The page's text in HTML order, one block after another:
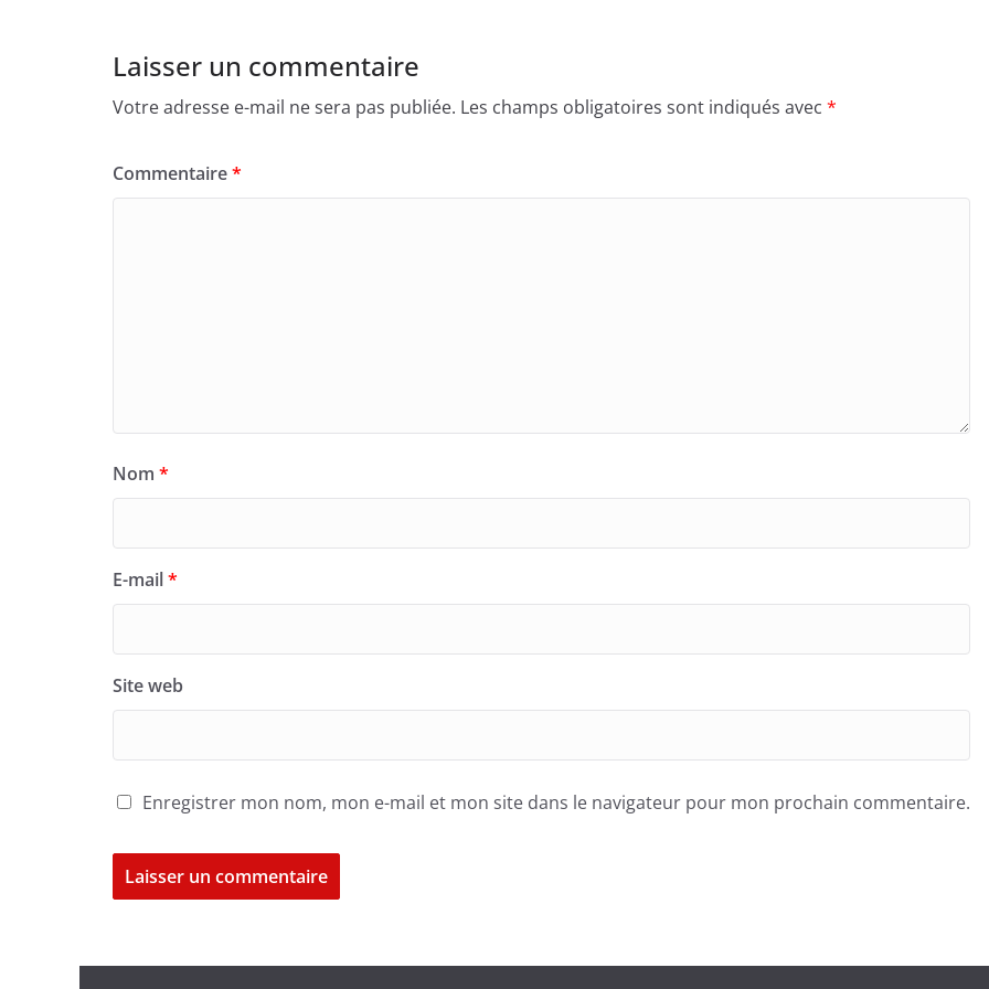
Laisser un commentaire
Votre adresse e-mail ne sera pas publiée. Les champs obligatoires sont indiqués avec *
Commentaire*
Nom *
E-mail*
Site web
Enregistrer mon nom, mon e-mail et mon site dans le navigateur pour mon prochain commentaire.